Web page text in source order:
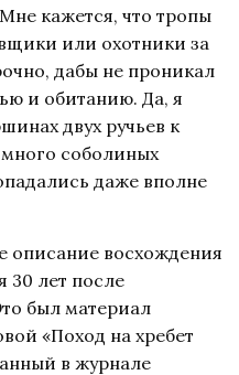
кажется, что тропы
или охотники за
дабы не проникал
и обитанию. Да, я
двух ручьев к
много соболиных
даже вполне
описание восхождения
30 лет после
был материал
«Поход на хребет
в журнале